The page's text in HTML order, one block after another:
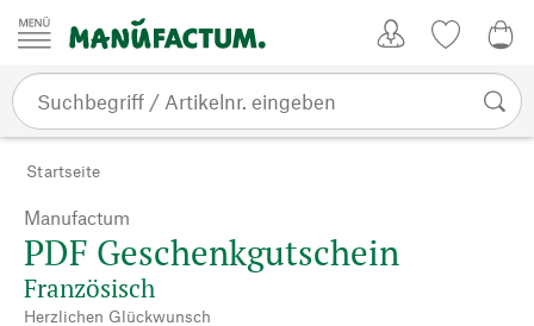
Zum Inhalt springen
Startseite
Manufactum
PDF Geschenkgutschein
Französisch
Herzlichen Glückwunsch